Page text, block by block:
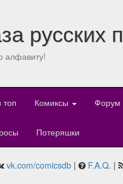
русских
алфавиту!
топ Комиксы Форум
Потеряшки
vk.com/comicsdb | F.A.Q. |